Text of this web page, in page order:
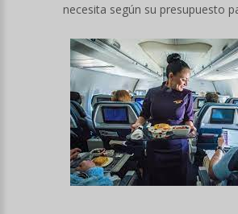
necesita según su presupuesto